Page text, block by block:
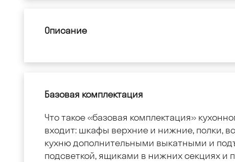
Описание
Базовая комплектация
Что такое «базовая комплектация»
входит: шкафы верхние и нижние, полки,
кухню дополнительными выкатными и
подсветкой, ящиками в нижних секциях и